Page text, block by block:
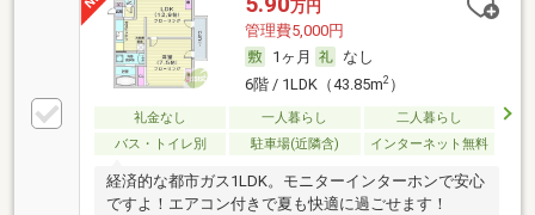
万円
管理費5,000円
1ヶ月
なし
6階 / 1LDK（43.85m2）
礼金なし 一人暮らし
二人暮らし
バス・トイレ別
駐車場(近隣含) インターネット無料
経済的な都市ガス1LDK。モニターインターホンで安心
ですよ！エアコン付きで夏も快適に過ごせます！